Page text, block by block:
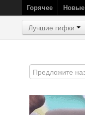
Горячее Новые
Лучшие гифки